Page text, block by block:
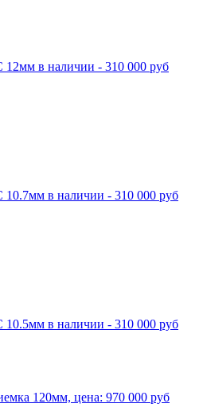
в наличии - 310 000 руб
в наличии - 310 000 руб
в наличии - 310 000 руб
120мм, цена: 970 000 руб